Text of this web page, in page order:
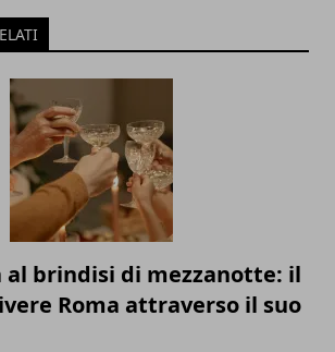
al brindisi di mezzanotte: il
Roma attraverso il suo